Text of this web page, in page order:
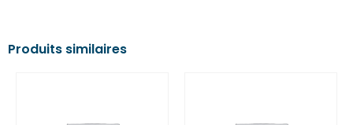
Produits similaires